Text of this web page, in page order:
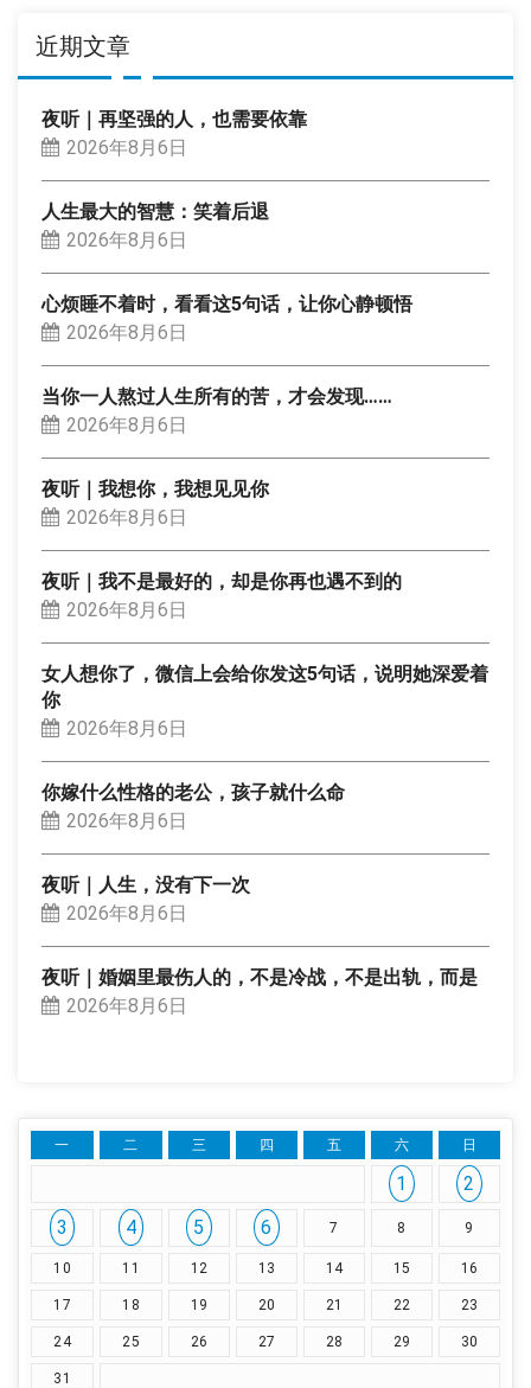
近期文章
夜听｜再坚强的人，也需要依靠
2026年8月6日
人生最大的智慧：笑着后退
2026年8月6日
心烦睡不着时，看看这5句话，让你心静顿悟
2026年8月6日
当你一人熬过人生所有的苦，才会发现……
2026年8月6日
夜听｜我想你，我想见见你
2026年8月6日
夜听｜我不是最好的，却是你再也遇不到的
2026年8月6日
女人想你了，微信上会给你发这5句话，说明她深爱着
你
2026年8月6日
你嫁什么性格的老公，孩子就什么命
2026年8月6日
夜听｜人生，没有下一次
2026年8月6日
夜听｜婚姻里最伤人的，不是冷战，不是出轨，而是
2026年8月6日
一 二 三 四 五 六 日
1
2
3
4 5 6 7 8 9
10 11 12 13 14 15 16
17 18 19 20 21 22 23
24 25 26 27 28 29 30
31